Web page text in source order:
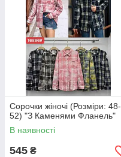
Сорочки жіночі (Розміри: 48-
52) "З Каменями Фланель"
В наявності
545 ₴